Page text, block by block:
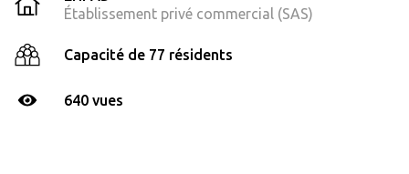
Établissement privé commercial (SAS)
Capacité de 77 résidents
640 vues